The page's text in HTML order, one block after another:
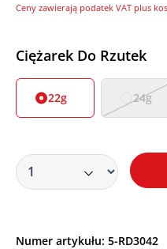
Ceny zawierają podatek VAT plus
Wybierz
Ciężarek Do Rzutek
22g 24g
Numer artykułu: 5-RD3042